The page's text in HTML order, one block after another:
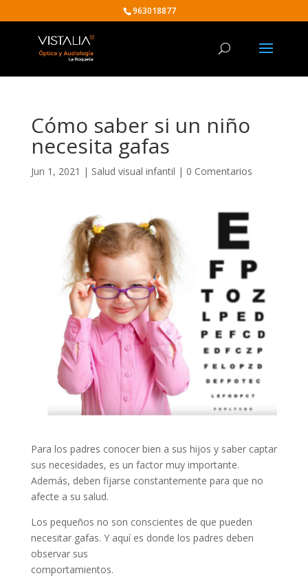
963018877
Cómo saber si un niño
necesita gafas
Jun 1, 2021 | Salud visual infantil | 0 Comentarios
Para los padres conocer bien a sus hijos y saber captar
sus necesidades, es un factor muy importante.
Además, deben fijarse constantemente para que no
afecte a su salud.
Los pequeños no son conscientes de que pueden
necesitar gafas. Y aquí es donde los padres deben
observar sus
comportamientos.